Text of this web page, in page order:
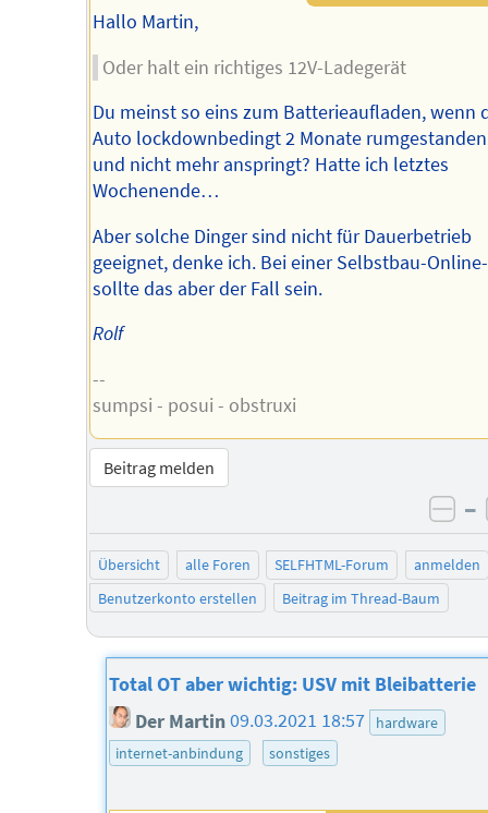
Hallo Martin,
Oder halt ein richtiges 12V-Ladegerät
Du meinst so eins zum Batterieaufladen, wenn
Auto lockdownbedingt 2 Monate
und nicht mehr anspringt? Hatte ich letztes
Wochenende…
Aber solche Dinger sind nicht für Dauerbetrieb
geeignet, denke ich. Bei einer Selbstbau-
sollte das aber der Fall sein.
Rolf
--
sumpsi - posui - obstruxi
Beitrag melden
–
Übersicht alle Foren SELFHTML-Forum
anmelden
Benutzerkonto erstellen
Beitrag im Thread-Baum
Total OT aber wichtig: USV mit Bleibatterie
Der Martin 09.03.2021 18:57
hardware
internet-anbindung
sonstiges